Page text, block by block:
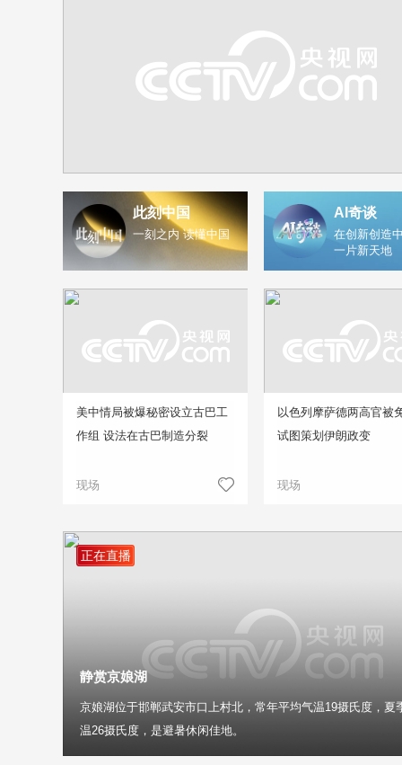
此刻中国
一刻之内 读懂中国
AI奇谈
在创新创造
一片新天地
美中情局被爆秘密设立古巴工
作组 设法在古巴制造分裂
现场
以色列摩萨德两高官被
试图策划伊朗政变
现场
正在直播
静赏京娘湖
京娘湖位于邯郸武安市口上村北，常年平均气温19摄氏度，夏
温26摄氏度，是避暑休闲佳地。